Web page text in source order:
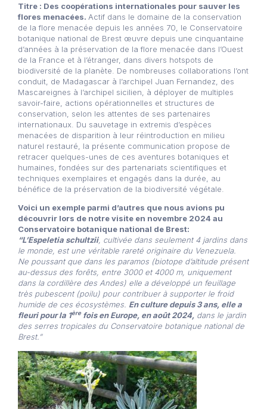
Titre : Des coopérations internationales pour sauver les
flores menacées. Actif dans le domaine de la conservation
de la flore menacée depuis les années 70, le Conservatoire
botanique national de Brest œuvre depuis une cinquantaine
d’années à la préservation de la flore menacée dans l’Ouest
de la France et à l’étranger, dans divers hotspots de
biodiversité de la planète. De nombreuses collaborations l’ont
conduit, de Madagascar à l’archipel Juan Fernandez, des
Mascareignes à l’archipel sicilien, à déployer de multiples
savoir-faire, actions opérationnelles et structures de
conservation, selon les attentes de ses partenaires
internationaux. Du sauvetage in extremis d’espèces
menacées de disparition à leur réintroduction en milieu
naturel restauré, la présente communication propose de
retracer quelques-unes de ces aventures botaniques et
humaines, fondées sur des partenariats scientifiques et
techniques exemplaires et engagés dans la durée, au
bénéfice de la préservation de la biodiversité végétale.
Voici un exemple parmi d’autres que nous avions pu
découvrir lors de notre visite en novembre 2024 au
Conservatoire botanique national de Brest:
“L’Espeletia schultzii, cultivée dans seulement 4 jardins dans
le monde, est une véritable rareté originaire du Venezuela.
Ne poussant que dans les paramos (biotope d’altitude présent
au-dessus des forêts, entre 3000 et 4000 m, uniquement
dans la cordillère des Andes) elle a développé un feuillage
très pubescent (poilu) pour contribuer à supporter le froid
humide de ces écosystèmes. En culture depuis 3 ans, elle a
fleuri pour la 1èrefois en Europe, en août 2024, dans le jardin
des serres tropicales du Conservatoire botanique national de
Brest.”